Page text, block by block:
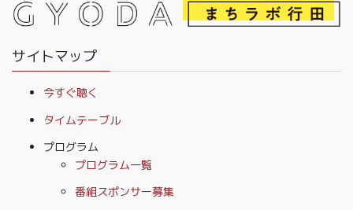
サイトマップ
今すぐ聴く
タイムテーブル
プログラム
プログラム一覧
番組スポンサー募集